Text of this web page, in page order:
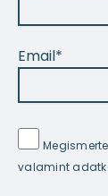
Email*
Privacy*
valamint